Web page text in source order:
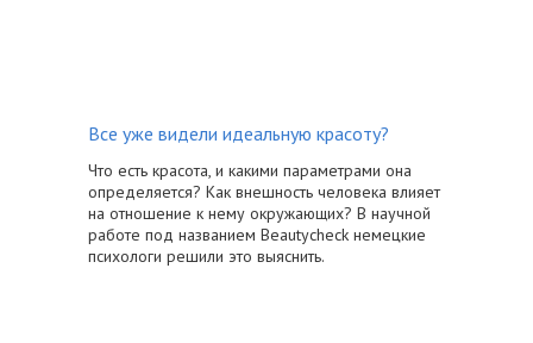
Все уже видели идеальную красоту?
Что есть красота, и какими параметрами она
определяется? Как внешность человека влияет
на отношение к нему окружающих? В научной
работе под названием Beautycheck немецкие
психологи решили это выяснить.